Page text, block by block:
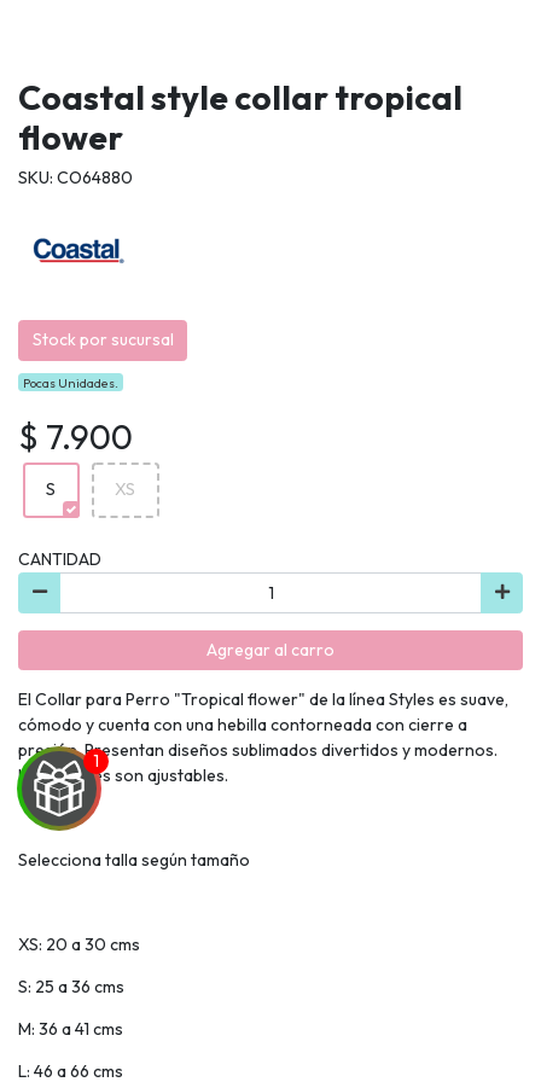
Coastal style collar tropical
flower
SKU: CO64880
Stock por sucursal
Pocas Unidades.
$ 7.900
S XS
CANTIDAD
Agregar al carro
El Collar para Perro "Tropical flower" de la línea Styles es suave,
cómodo y cuenta con una hebilla contorneada con cierre a
presión. Presentan diseños sublimados divertidos y modernos.
Los collares son ajustables.
Selecciona talla según tamaño
XS: 20 a 30 cms
S: 25 a 36 cms
M: 36 a 41 cms
L: 46 a 66 cms